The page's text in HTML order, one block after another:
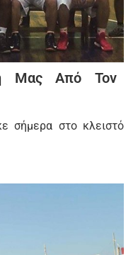
Μας Από Τον
σήμερα στο κλειστό